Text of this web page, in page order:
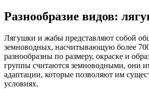
Разнообразие видов:
Лягушки и жабы представляют собой
земноводных, насчитывающую более
разнообразны по размеру, окраске и
группы считаются земноводными, они
адаптации, которые позволяют им
условиях.